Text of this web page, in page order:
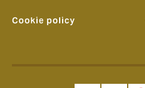
Cookie policy